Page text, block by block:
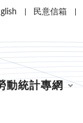
民意信箱
動統計專網